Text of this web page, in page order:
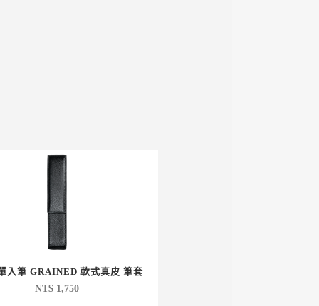
入筆 GRAINED 軟式真皮 筆套
NT$1,750